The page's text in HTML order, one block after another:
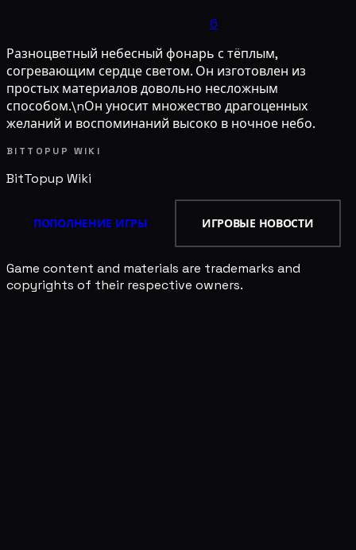
6
Разноцветный небесный фонарь с тёплым,
согревающим сердце светом. Он изготовлен из
простых материалов довольно несложным
способом.\nОн уносит множество драгоценных
желаний и воспоминаний высоко в ночное небо.
BITTOPUP WIKI
BitTopup Wiki
ПОПОЛНЕНИЕ ИГРЫ ИГРОВЫЕ НОВОСТИ
Game content and materials are trademarks and
copyrights of their respective owners.